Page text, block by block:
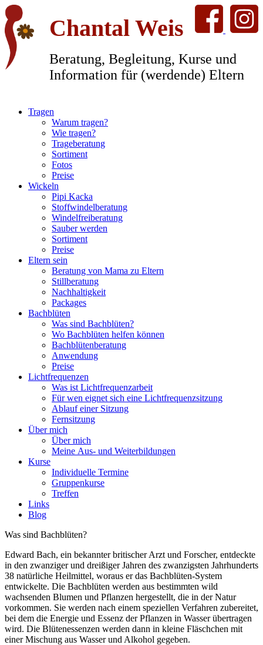
Chantal Weis
Beratung, Begleitung, Kurse und
Information für (werdende) Eltern
Tragen
Warum tragen?
Wie tragen?
Trageberatung
Sortiment
Fotos
Preise
Wickeln
Pipi Kacka
Stoffwindelberatung
Windelfreiberatung
Sauber werden
Sortiment
Preise
Eltern sein
Beratung von Mama zu Eltern
Stillberatung
Nachhaltigkeit
Packages
Bachblüten
Was sind Bachblüten?
Wo Bachblüten helfen können
Bachblütenberatung
Anwendung
Preise
Lichtfrequenzen
Was ist Lichtfrequenzarbeit
Für wen eignet sich eine Lichtfrequenzsitzung
Ablauf einer Sitzung
Fernsitzung
Über mich
Über mich
Meine Aus- und Weiterbildungen
Kurse
Individuelle Termine
Gruppenkurse
Treffen
Links
Blog
Was sind Bachblüten?
Edward Bach, ein bekannter britischer Arzt und Forscher, entdeckte
in den zwanziger und dreißiger Jahren des zwanzigsten Jahrhunderts
38 natürliche Heilmittel, woraus er das Bachblüten-System
entwickelte. Die Bachblüten werden aus bestimmten wild
wachsenden Blumen und Pflanzen hergestellt, die in der Natur
vorkommen. Sie werden nach einem speziellen Verfahren zubereitet,
bei dem die Energie und Essenz der Pflanzen in Wasser übertragen
wird. Die Blütenessenzen werden dann in kleine Fläschchen mit
einer Mischung aus Wasser und Alkohol gegeben.